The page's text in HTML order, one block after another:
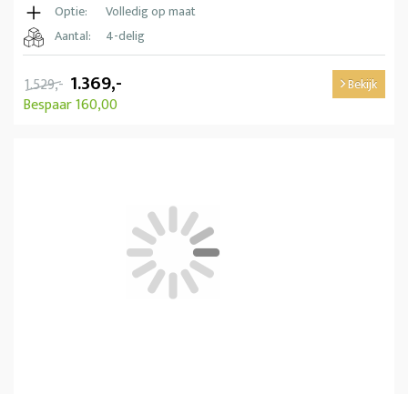
Optie:
Volledig op maat
Aantal:
4-delig
1.529,- 1.369,-
Bespaar 160,00
Bekijk